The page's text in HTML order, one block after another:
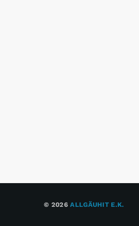
© 2026ALLGÄUHIT E.K.